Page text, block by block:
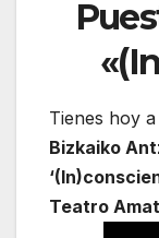
Tienes hoy a
Bizkaiko
Teatro